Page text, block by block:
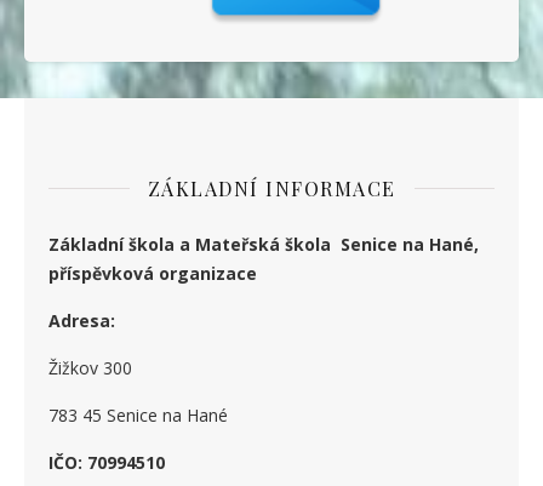
ZÁKLADNÍ INFORMACE
Základní škola a Mateřská škola Senice na Hané,
příspěvková organizace
Adresa:
Žižkov 300
783 45 Senice na Hané
IČO: 70994510